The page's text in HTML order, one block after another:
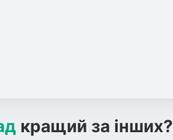
кращий за інших?